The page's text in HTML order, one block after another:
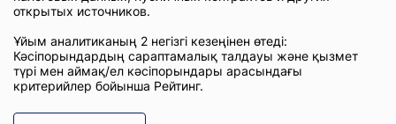
открытых источников.
Ұйым аналитиканың 2 негізгі кезеңінен өтеді:
Кәсіпорындардың сараптамалық талдауы және қызмет
түрі мен аймақ/ел кәсіпорындары арасындағы
критерийлер бойынша Рейтинг.